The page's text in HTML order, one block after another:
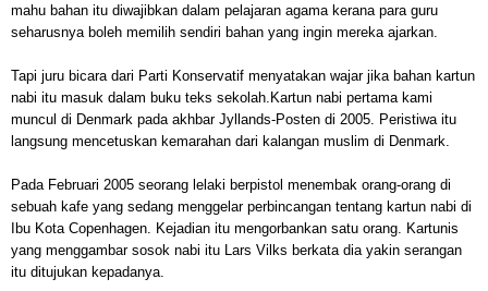
mahu bahan itu diwajibkan dalam pelajaran agama kerana para guru
seharusnya boleh memilih sendiri bahan yang ingin mereka ajarkan.
Tapi juru bicara dari Parti Konservatif menyatakan wajar jika bahan kartun
nabi itu masuk dalam buku teks sekolah. Kartun nabi pertama kami
muncul di Denmark pada akhbar Jyllands-Posten di 2005. Peristiwa itu
langsung mencetuskan kemarahan dari kalangan muslim di Denmark.
Pada Februari 2005 seorang lelaki berpistol menembak orang-orang di
sebuah kafe yang sedang menggelar perbincangan tentang kartun nabi di
Ibu Kota Copenhagen.
Kejadian itu mengorbankan satu orang.
Kartunis
yang menggambar sosok nabi itu Lars Vilks berkata dia yakin serangan
itu ditujukan kepadanya.